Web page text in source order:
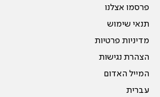
פרסמו אצלנו
תנאי שימוש
מדיניות פרטיות
הצהרת נגישות
המייל האדום
עברית